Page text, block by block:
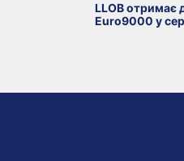
LLOB отримає
Euro9000 у